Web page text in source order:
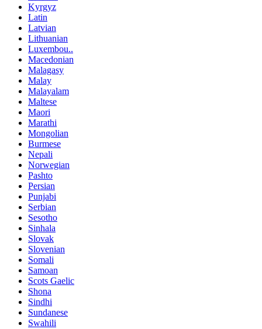
Kyrgyz
Latin
Latvian
Lithuanian
Luxembou..
Macedonian
Malagasy
Malay
Malayalam
Maltese
Maori
Marathi
Mongolian
Burmese
Nepali
Norwegian
Pashto
Persian
Punjabi
Serbian
Sesotho
Sinhala
Slovak
Slovenian
Somali
Samoan
Scots Gaelic
Shona
Sindhi
Sundanese
Swahili